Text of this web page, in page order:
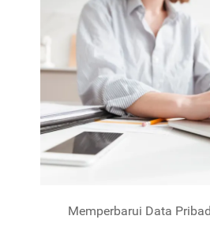
Memperbarui Data